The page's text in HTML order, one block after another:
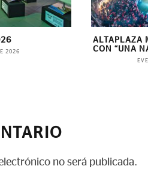
DICIEMBRE
SORPRENDENTE”
no será publicada.